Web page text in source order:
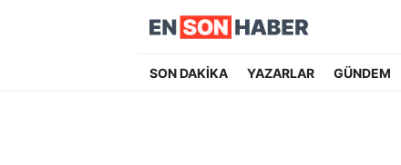
SON DAKİKA YAZARLAR GÜNDEM